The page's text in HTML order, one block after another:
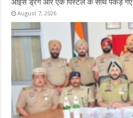
आइस ड्रग और एक पिस्टल के साथ पकड़े गए
August 7, 2026